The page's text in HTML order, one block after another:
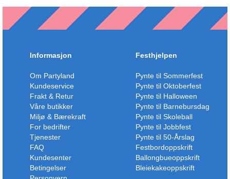
Informasjon
Om Partyland
Kundeservice
Frakt & Retur
Våre butikker
Miljø & Bærekraft
For bedrifter
Tjenester
FAQ
Kundesenter
Betingelser
Festhjelpen
Pynte til Sommerfest
Pynte til Oktoberfest
Pynte til Halloween
Pynte til Barnebursdag
Pynte til Skoleball
Pynte til Jobbfest
Pynte til 50-Årslag
Festbordoppskrift
Ballongbueoppskrift
Bleiekakeoppskrift